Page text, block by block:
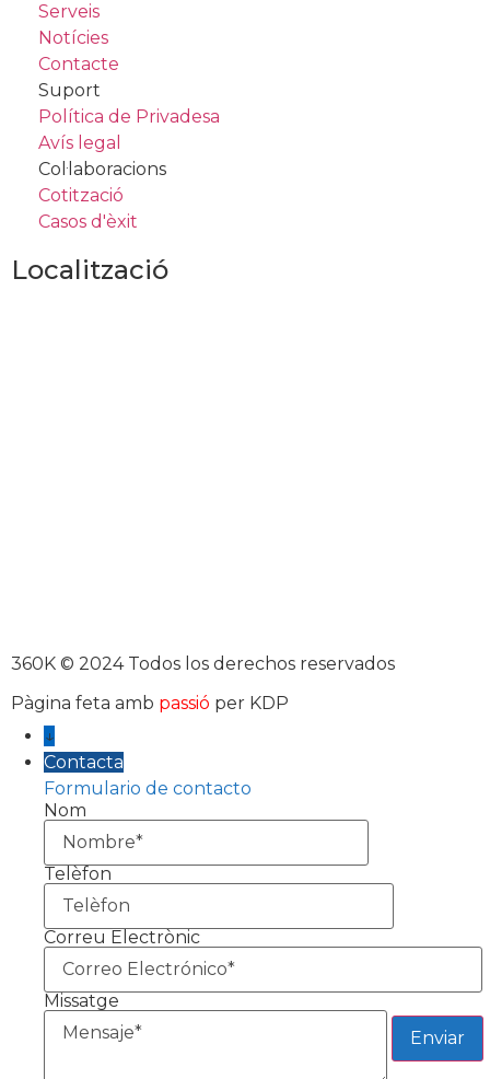
Serveis
Notícies
Contacte
Suport
Política de Privadesa
Avís legal
Col·laboracions
Cotització
Casos d'èxit
Localització
360K © 2024 Todos los derechos reservados
Pàgina feta amb passió per KDP
↓
Contacta
Formulario de contacto
Nom
Telèfon
Correu Electrònic
Missatge